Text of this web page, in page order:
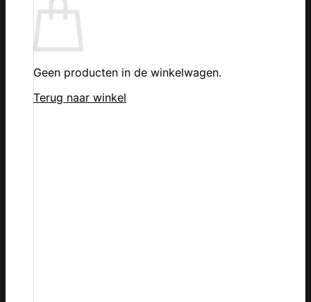
Geen producten in de winkelwagen.
Terug naar winkel